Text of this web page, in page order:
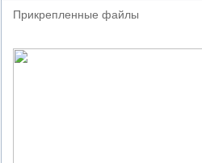
Прикрепленные файлы